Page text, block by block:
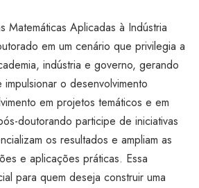
Matemáticas Aplicadas à Indústria
em um cenário que privilegia a
indústria e governo, gerando
o desenvolvimento
em projetos temáticos e em
doutorando participe de iniciativas
os resultados e ampliam as
e aplicações práticas. Essa
para quem deseja construir uma